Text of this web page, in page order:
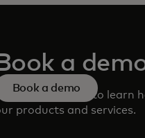
Book a
our team to learn
products and services.
Book a demo